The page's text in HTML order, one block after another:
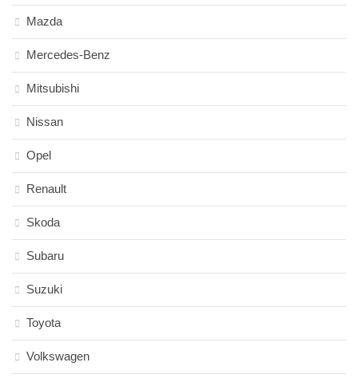
Mazda
Mercedes-Benz
Mitsubishi
Nissan
Opel
Renault
Skoda
Subaru
Suzuki
Toyota
Volkswagen